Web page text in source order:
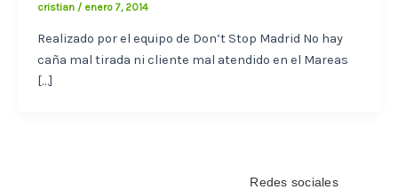
cristian / enero 7, 2014
Realizado por el equipo de Don’t Stop Madrid No hay
caña mal tirada ni cliente mal atendido en el Mareas
[…]
Redes sociales